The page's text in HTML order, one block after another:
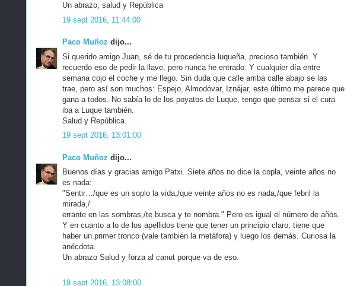
Un abrazo, salud y República
19 sept 2016, 11:44:00
Paco Muñoz dijo...
Si querido amigo Juan, sé de tu procedencia luqueña, precioso también. Y
recuerdo eso de pedir la llave, pero nunca he entrado. Y cualquier día entre
semana cojo el coche y me llego. Sin duda que calle arriba calle abajo se las
trae, pero así son muchos: Espejo, Almodóvar, Iznájar, este último me parece que
gana a todos. No sabía lo de los poyatos de Luque, tengo que pensar si el cura
iba a Luque también.
Salud y República.
19 sept 2016, 13:01:00
Paco Muñoz dijo...
Buenos días y gracias amigo Patxi. Siete años no dice la copla, veinte años no
es nada:
"Sentir…/que es un soplo la vida,/que veinte años no es nada,/que febril la
mirada,/
errante en las sombras,/te busca y te nombra." Pero es igual el número de años.
Y en cuanto a lo de los apellidos tiene que tener un principio claro, tiene que
haber un primer tronco (vale también la metáfora) y luego los demás. Curiosa la
anécdota.
Un abrazo Salud y forza al canut porque va de eso.
19 sept 2016, 13:08:00